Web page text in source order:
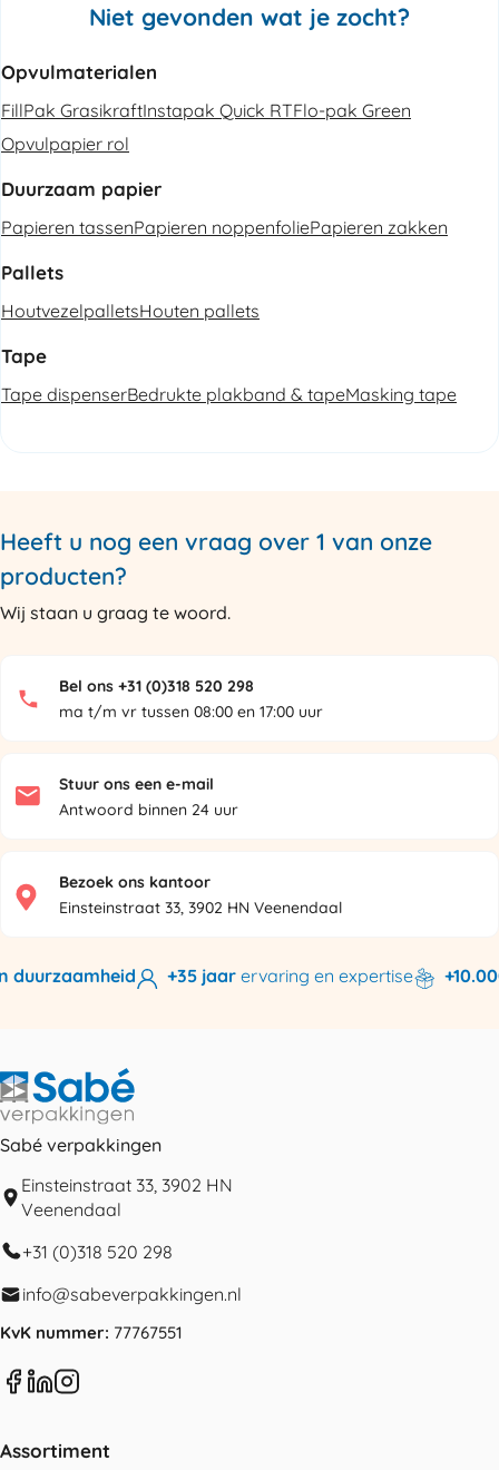
Niet gevonden wat je zocht?
Opvulmaterialen
FillPak GrasikraftInstapak Quick RTFlo-pak Green
Opvulpapier rol
Duurzaam papier
Papieren tassenPapieren noppenfoliePapieren zakken
Pallets
HoutvezelpalletsHouten pallets
Tape
Tape dispenserBedrukte plakband & tapeMasking tape
Heeft u nog een vraag over 1 van onze
producten?
Wij staan u graag te woord.
Bel ons +31 (0)318 520 298
ma t/m vr tussen 08:00 en 17:00 uur
Stuur ons een e-mail
Antwoord binnen 24 uur
Bezoek ons kantoor
Einsteinstraat 33, 3902 HN Veenendaal
+35 jaarervaring en expertise
Sabé verpakkingen
Einsteinstraat 33, 3902 HN
Veenendaal
+31 (0)318 520 298
info@sabeverpakkingen.nl
KvK nummer: 77767551
Assortiment